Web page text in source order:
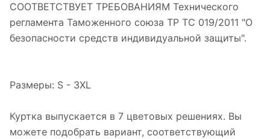
СООТВЕТСТВУЕТ ТРЕБОВАНИЯМ Технического
регламента Таможенного союза ТР ТС 019/2011 "О
безопасности средств индивидуальной защиты".
Размеры: S - 3XL
Куртка выпускается в 7 цветовых решениях. Вы
можете подобрать вариант, соответствующий